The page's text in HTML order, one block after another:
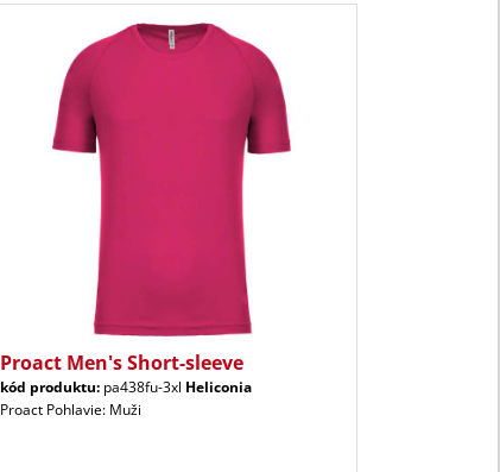
Proact Men's Short-sleeve
kód produktu: pa438fu-3xl Heliconia
Proact Pohlavie: Muži